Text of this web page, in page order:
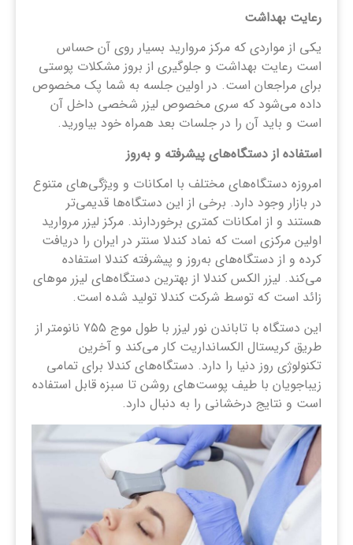
رعایت بهداشت
یکی از مواردی که مرکز مروارید بسیار روی آن حساس
است رعایت بهداشت و جلوگیری از بروز مشکلات پوستی
برای مراجعان است. در اولین جلسه به شما پک مخصوص
داده می‌شود که سری مخصوص لیزر شخصی داخل آن
است و باید آن را در جلسات بعد همراه خود بیاورید.
استفاده از دستگاه‌های پیشرفته و به‌روز
امروزه دستگاه‌های مختلف با امکانات و ویژگی‌های متنوع
در بازار وجود دارد. برخی از این دستگاه‌ها قدیمی‌تر
هستند و از امکانات کمتری برخوردارند. مرکز لیزر مروارید
اولین مرکزی است که نماد کندلا سنتر در ایران را دریافت
کرده و از دستگاه‌های به‌روز و پیشرفته کندلا استفاده
می‌کند. لیزر الکس کندلا از بهترین دستگاه‌های لیزر موهای
زائد است که توسط شرکت کندلا تولید شده است.
این دستگاه با تاباندن نور لیزر با طول موج ۷۵۵ نانومتر از
طریق کریستال الکسانداریت کار می‌کند و آخرین
تکنولوژی روز دنیا را دارد. دستگاه‌های کندلا برای تمامی
زیباجویان با طیف پوست‌های روشن تا سبزه قابل استفاده
است و نتایج درخشانی را به دنبال دارد.